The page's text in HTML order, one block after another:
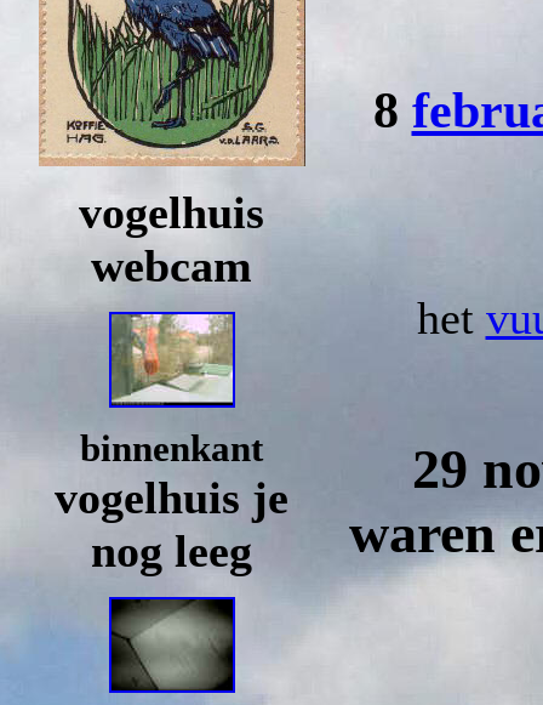
vogelhuis
webcam
binnenkant
vogelhuis je
nog leeg
8
het
29
waren